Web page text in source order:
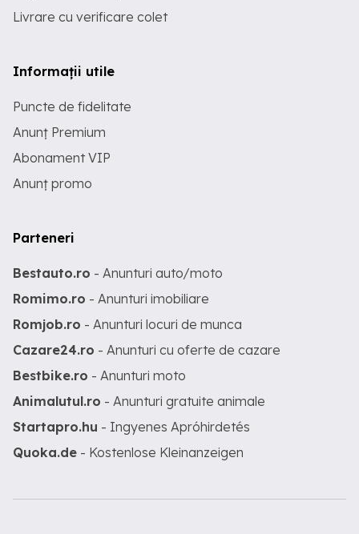
Livrare cu verificare colet
Informații utile
Puncte de fidelitate
Anunț Premium
Abonament VIP
Anunț promo
Parteneri
Bestauto.ro - Anunturi auto/moto
Romimo.ro - Anunturi imobiliare
Romjob.ro - Anunturi locuri de munca
Cazare24.ro - Anunturi cu oferte de cazare
Bestbike.ro - Anunturi moto
Animalutul.ro - Anunturi gratuite animale
Startapro.hu - Ingyenes Apróhirdetés
Quoka.de - Kostenlose Kleinanzeigen